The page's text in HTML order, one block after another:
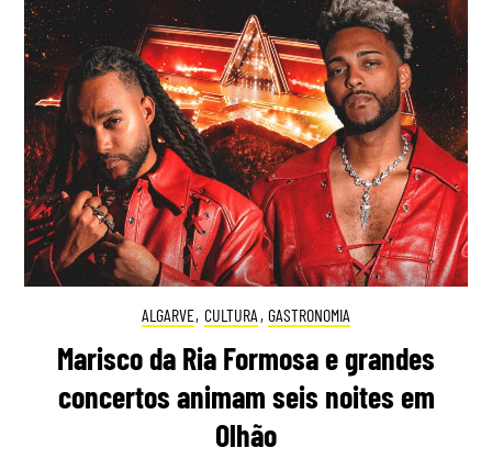
ALGARVE, CULTURA , GASTRONOMIA
Marisco da Ria Formosa e grandes
concertos animam seis noites em
Olhão